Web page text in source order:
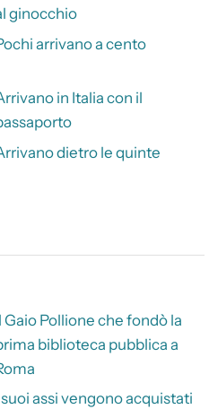
ginocchio
arrivano a cento
in Italia con il
dietro le quinte
Gaio Pollione che fondò la
biblioteca pubblica a
suoi assi vengono acquistati